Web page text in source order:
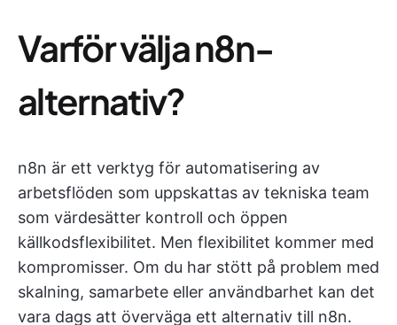
Varför välja n8n-
alternativ?
n8n är ett verktyg för automatisering av
arbetsflöden som uppskattas av tekniska team
som värdesätter kontroll och öppen
källkodsflexibilitet. Men flexibilitet kommer med
kompromisser. Om du har stött på problem med
skalning, samarbete eller användbarhet kan det
vara dags att överväga ett alternativ till n8n.